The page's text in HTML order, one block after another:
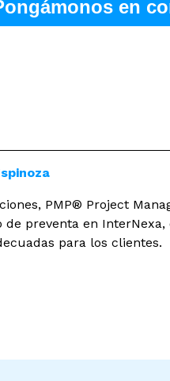
en
PMP® Project
preventa en
para los clientes.